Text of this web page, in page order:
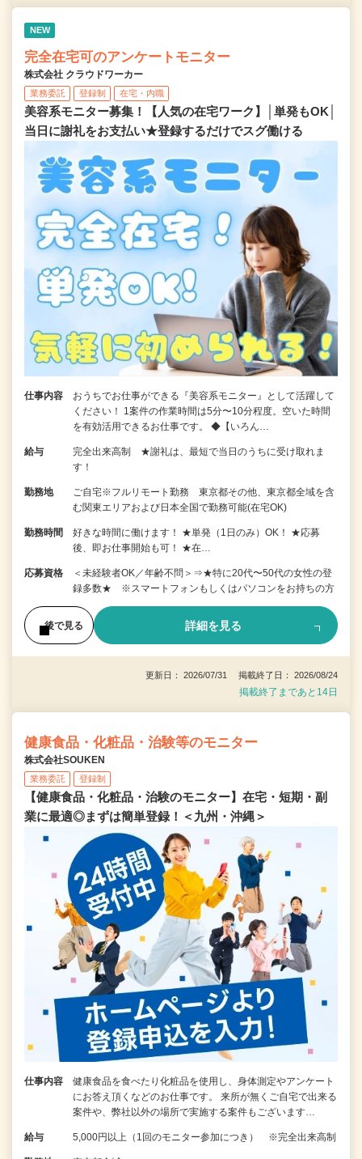
NEW
完全在宅可のアンケートモニター
株式会社 クラウドワーカー
業務委託 登録制 在宅・内職
美容系モニター募集！【人気の在宅ワーク】│単発もOK│
当日に謝礼をお支払い★登録するだけでスグ働ける
仕事内容
おうちでお仕事ができる『美容系モニター』として活躍して
ください！ 1案件の作業時間は5分〜10分程度。空いた時間
を有効活用できるお仕事です。 ◆【いろん…
給与
完全出来高制 ★謝礼は、最短で当日のうちに受け取れま
す！
勤務地
ご自宅※フルリモート勤務 東京都その他、東京都全域を含
む関東エリアおよび日本全国で勤務可能(在宅OK)
勤務時間
好きな時間に働けます！ ★単発（1日のみ）OK！ ★応募
後、即お仕事開始も可！ ★在…
応募資格
＜未経験者OK／年齢不問＞⇒★特に20代〜50代の女性の登
録多数★ ※スマートフォンもしくはパソコンをお持ちの方
後で見る 詳細を見る
更新日： 2026/07/31 掲載終了日： 2026/08/24
掲載終了まであと14日
健康食品・化粧品・治験等のモニター
株式会社SOUKEN
業務委託 登録制
【健康食品・化粧品・治験のモニター】在宅・短期・副
業に最適◎まずは簡単登録！＜九州・沖縄＞
仕事内容
健康食品を食べたり化粧品を使用し、身体測定やアンケート
にお答え頂くなどのお仕事です。 来所が無くご自宅で出来る
案件や、弊社以外の場所で実施する案件もございます…
給与 5,000円以上（1回のモニター参加につき） ※完全出来高制